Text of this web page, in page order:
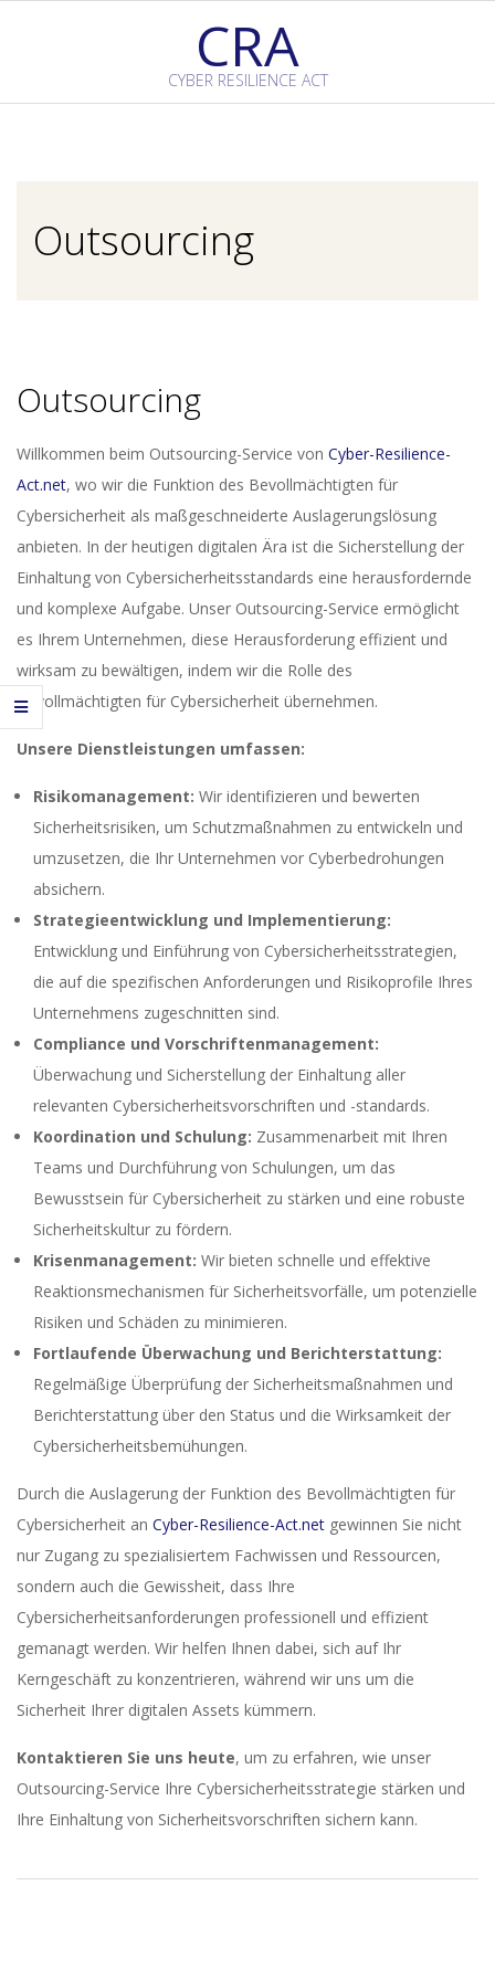
CRA
CYBER RESILIENCE ACT
Outsourcing
Outsourcing
Willkommen beim Outsourcing-Service von Cyber-Resilience-
Act.net, wo wir die Funktion des Bevollmächtigten für
Cybersicherheit als maßgeschneiderte Auslagerungslösung
anbieten. In der heutigen digitalen Ära ist die Sicherstellung der
Einhaltung von Cybersicherheitsstandards eine herausfordernde
und komplexe Aufgabe. Unser Outsourcing-Service ermöglicht
es Ihrem Unternehmen, diese Herausforderung effizient und
wirksam zu bewältigen, indem wir die Rolle des
Bevollmächtigten für Cybersicherheit übernehmen.
Unsere Dienstleistungen umfassen:
Risikomanagement: Wir identifizieren und bewerten
Sicherheitsrisiken, um Schutzmaßnahmen zu entwickeln und
umzusetzen, die Ihr Unternehmen vor Cyberbedrohungen
absichern.
Strategieentwicklung und Implementierung:
Entwicklung und Einführung von Cybersicherheitsstrategien,
die auf die spezifischen Anforderungen und Risikoprofile Ihres
Unternehmens zugeschnitten sind.
Compliance und Vorschriftenmanagement:
Überwachung und Sicherstellung der Einhaltung aller
relevanten Cybersicherheitsvorschriften und -standards.
Koordination und Schulung: Zusammenarbeit mit Ihren
Teams und Durchführung von Schulungen, um das
Bewusstsein für Cybersicherheit zu stärken und eine robuste
Sicherheitskultur zu fördern.
Krisenmanagement: Wir bieten schnelle und effektive
Reaktionsmechanismen für Sicherheitsvorfälle, um potenzielle
Risiken und Schäden zu minimieren.
Fortlaufende Überwachung und Berichterstattung:
Regelmäßige Überprüfung der Sicherheitsmaßnahmen und
Berichterstattung über den Status und die Wirksamkeit der
Cybersicherheitsbemühungen.
Durch die Auslagerung der Funktion des Bevollmächtigten für
Cybersicherheit an Cyber-Resilience-Act.net gewinnen Sie nicht
nur Zugang zu spezialisiertem Fachwissen und Ressourcen,
sondern auch die Gewissheit, dass Ihre
Cybersicherheitsanforderungen professionell und effizient
gemanagt werden. Wir helfen Ihnen dabei, sich auf Ihr
Kerngeschäft zu konzentrieren, während wir uns um die
Sicherheit Ihrer digitalen Assets kümmern.
Kontaktieren Sie uns heute, um zu erfahren, wie unser
Outsourcing-Service Ihre Cybersicherheitsstrategie stärken und
Ihre Einhaltung von Sicherheitsvorschriften sichern kann.